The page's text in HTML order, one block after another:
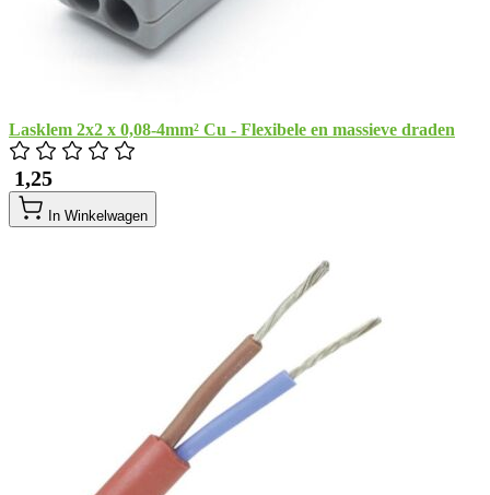
Lasklem 2x2 x 0,08-4mm² Cu - Flexibele en massieve draden
​ 1,25
In Winkelwagen